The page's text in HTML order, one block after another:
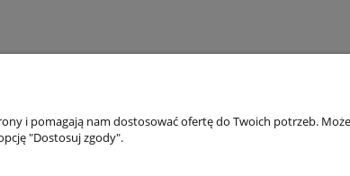
i pomagają nam dostosować ofertę do Twoich potrzeb.
"Dostosuj zgody".